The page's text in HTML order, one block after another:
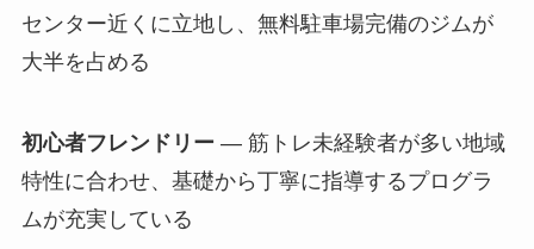
センター近くに立地し、無料駐車場完備のジムが
大半を占める
初心者フレンドリー — 筋トレ未経験者が多い地域
特性に合わせ、基礎から丁寧に指導するプログラ
ムが充実している